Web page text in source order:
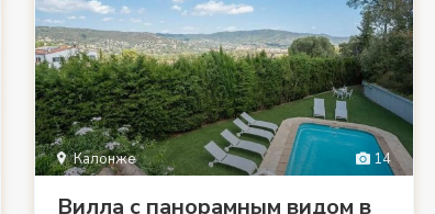
14
Калонже
Вилла с панорамным видом в